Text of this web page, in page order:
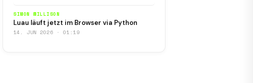
SIMON WILLISON
Luau läuft jetzt im Browser via Python
14. JUN 2026 · 01:19